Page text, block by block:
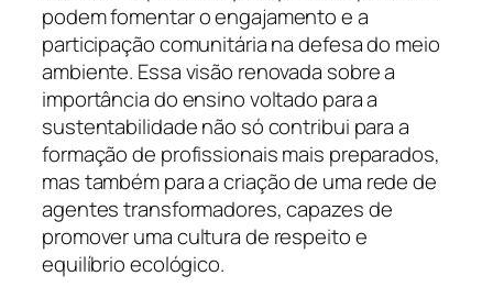
podem fomentar o engajamento e a
participação comunitária na defesa do meio
ambiente. Essa visão renovada sobre a
importância do ensino voltado para a
sustentabilidade não só contribui para a
formação de profissionais mais preparados,
mas também para a criação de uma rede de
agentes transformadores, capazes de
promover uma cultura de respeito e
equilíbrio ecológico.